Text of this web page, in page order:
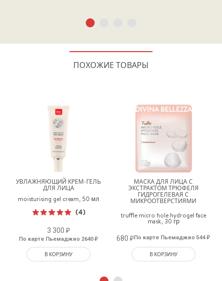
ПОХОЖИЕ ТОВАРЫ
УВЛАЖНЯЮЩИЙ КРЕМ-ГЕЛЬ
ДЛЯ ЛИЦА
moisturising gel cream, 50 мл
5.00 из 5
(4)
3 300 ₽
По карте Пьемаджио 2640₽
В КОРЗИНУ
МАСКА ДЛЯ ЛИЦА С
ЭКСТРАКТОМ ТРЮФЕЛЯ
ГИДРОГЕЛЕВАЯ С
МИКРООТВЕРСТИЯМИ
truffle micro hole hydrogel face
mask, 30 гр
680 ₽По карте Пьемаджио 544₽
В КОРЗИНУ